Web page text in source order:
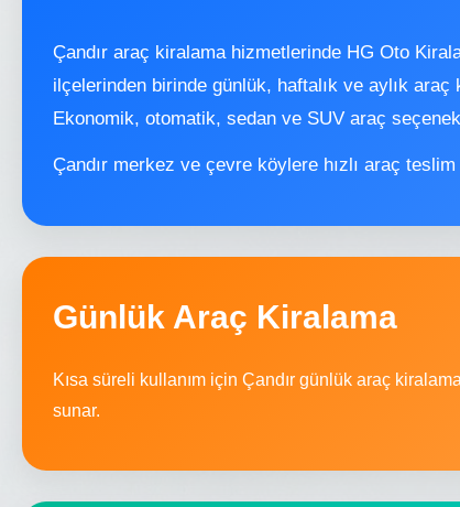
Çandır araç kiralama hizmetlerinde HG Oto
ilçelerinden birinde günlük, haftalık ve aylık
Ekonomik, otomatik, sedan ve SUV araç
Çandır merkez ve çevre köylere hızlı araç
Günlük Araç Kiralama
Kısa süreli kullanım için Çandır günlük araç
sunar.